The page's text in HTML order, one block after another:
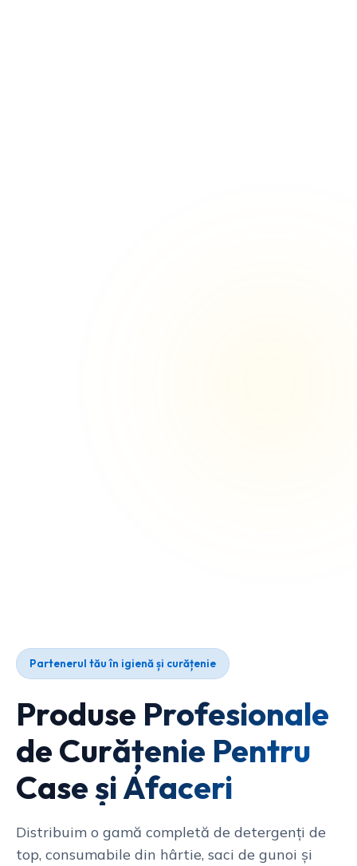
Partenerul tău în igienă și curățenie
Produse Profesionale
de Curățenie Pentru
Case și Afaceri
Distribuim o gamă completă de detergenți de
top, consumabile din hârtie, saci de gunoi și